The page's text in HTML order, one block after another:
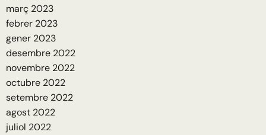
març 2023
febrer 2023
gener 2023
desembre 2022
novembre 2022
octubre 2022
setembre 2022
agost 2022
juliol 2022